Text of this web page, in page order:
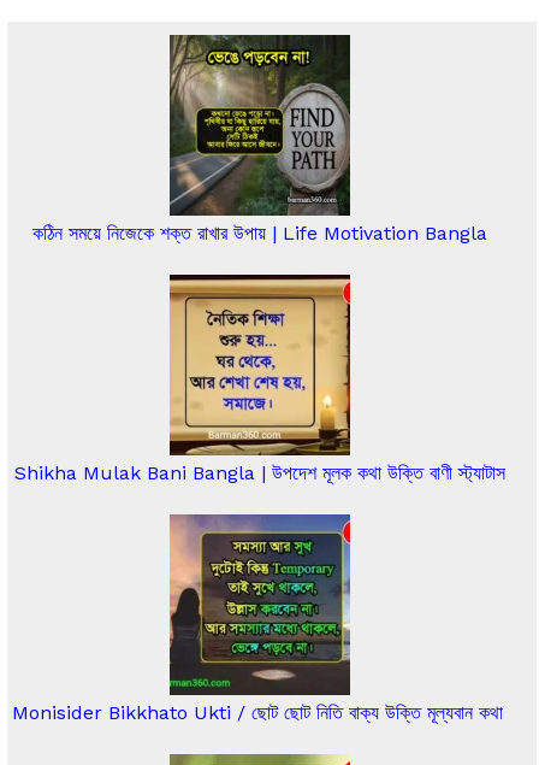
কঠিন সময়ে নিজেকে শক্ত রাখার উপায় | Life Motivation Bangla
Shikha Mulak Bani Bangla | উপদেশ মূলক কথা উক্তি বাণী স্ট্যাটাস
Monisider Bikkhato Ukti / ছোট ছোট নিতি বাক্য উক্তি মূল্যবান কথা